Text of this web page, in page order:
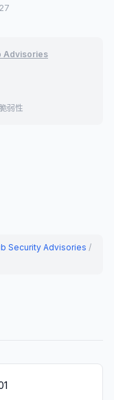
Advisories
弱性
Security Advisories /